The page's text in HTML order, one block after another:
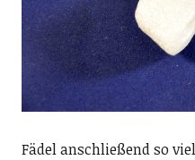
Fädel anschließend so